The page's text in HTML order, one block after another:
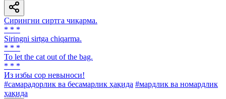
Сирингни сиртга чиқарма.
* * *
Siringni sirtga chiqarma.
* * *
To let the cat out of the bag.
* * *
Из избы cop невыноси!
#самарадорлик ва бесамарлик ҳақида #мардлик ва номардлик
ҳақида